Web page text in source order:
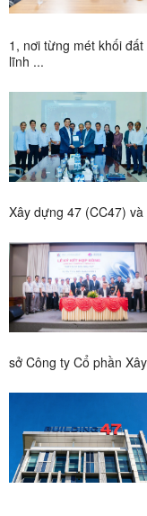
1, nơi từng mét khối
lĩnh ...
Xây dựng 47 (CC47)
sở Công ty Cổ phần